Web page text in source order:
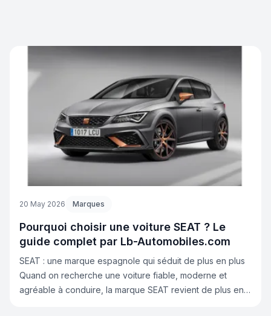
administratives et les contrôles techniques, il est essentiel
d'être bien accompagné. Chez LB-Automobiles.com,
nous avons structuré notre service pour transformer
l'importation en une expérience simple, transparente et
20 May 2026 Marques
Pourquoi choisir une voiture SEAT ? Le
guide complet par Lb-Automobiles.com
SEAT : une marque espagnole qui séduit de plus en plus
Quand on recherche une voiture fiable, moderne et
agréable à conduire, la marque SEAT revient de plus en